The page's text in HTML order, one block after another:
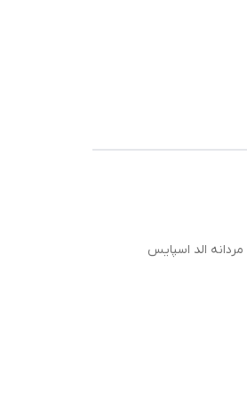
الد اسپایس